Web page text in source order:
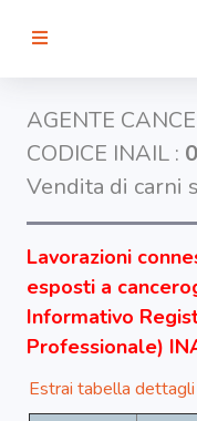
Agenti
Lavorazioni
Organi
bersaglio
Visualizza
AGENTE
CODICE INAIL :
Vendita di carni
Lavorazioni
esposti a
Informativo
Professionale)
Estrai tabella dettagli